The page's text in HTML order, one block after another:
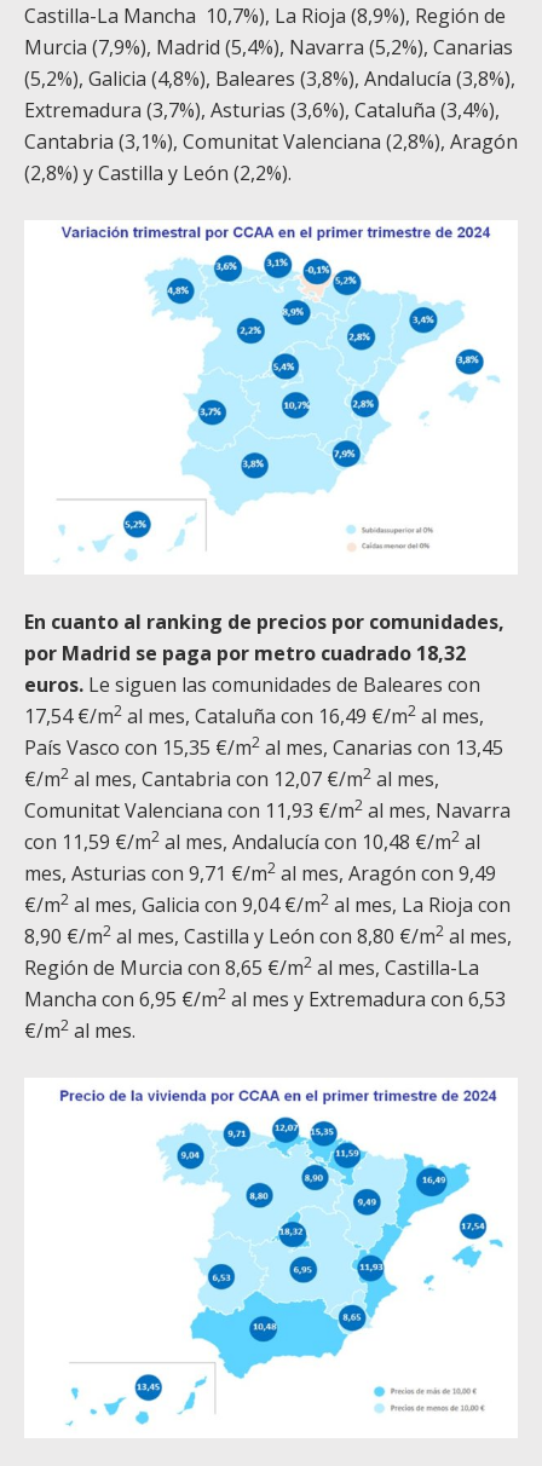
Castilla-La Mancha 10,7%), La Rioja (8,9%), Región de
Murcia (7,9%), Madrid (5,4%), Navarra (5,2%), Canarias
(5,2%), Galicia (4,8%), Baleares (3,8%), Andalucía (3,8%),
Extremadura (3,7%), Asturias (3,6%), Cataluña (3,4%),
Cantabria (3,1%), Comunitat Valenciana (2,8%), Aragón
(2,8%) y Castilla y León (2,2%).
En cuanto al ranking de precios por comunidades,
por Madrid se paga por metro cuadrado 18,32
euros. Le siguen las comunidades de Baleares con
17,54 €/m2 al mes, Cataluña con 16,49 €/m2 al mes,
País Vasco con 15,35 €/m2 al mes, Canarias con 13,45
€/m2 al mes, Cantabria con 12,07 €/m2 al mes,
Comunitat Valenciana con 11,93 €/m2 al mes, Navarra
con 11,59 €/m2 al mes, Andalucía con 10,48 €/m2 al
mes, Asturias con 9,71 €/m2 al mes, Aragón con 9,49
€/m2 al mes, Galicia con 9,04 €/m2 al mes, La Rioja con
8,90 €/m2 al mes, Castilla y León con 8,80 €/m2 al mes,
Región de Murcia con 8,65 €/m2 al mes, Castilla-La
Mancha con 6,95 €/m2 al mes y Extremadura con 6,53
€/m2 al mes.